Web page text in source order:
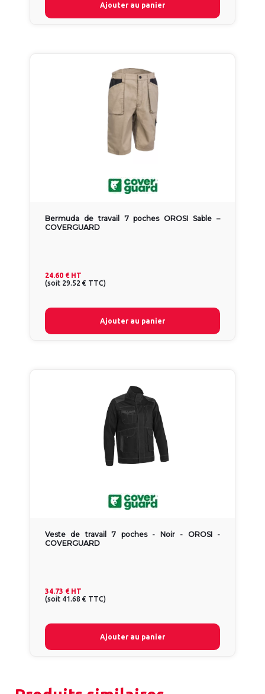
Ajouter au panier
Bermuda de travail 7 poches OROSI Sable –
COVERGUARD
24.60 € HT
(soit 29.52 € TTC)
Ajouter au panier
Veste de travail 7 poches - Noir - OROSI -
COVERGUARD
34.73 € HT
(soit 41.68 € TTC)
Ajouter au panier